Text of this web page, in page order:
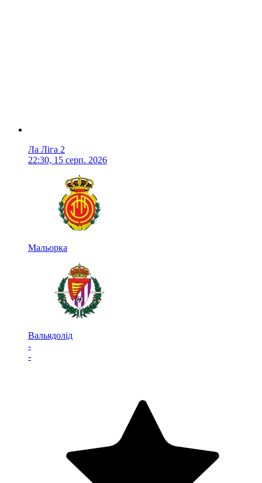
Ла Ліга 2
22:30, 15 серп. 2026
Мальорка
Вальядолід
-
-